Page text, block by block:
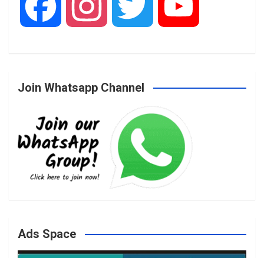
c
e
b
o
s
r
i
r
u
e
Join Whatsapp Channel
Ads Space